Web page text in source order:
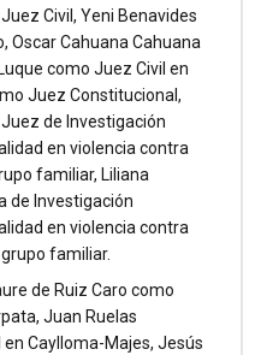
Civil, Yeni Benavides
Oscar Cahuana Cahuana
como Juez Civil en
Juez Constitucional,
de Investigación
en violencia contra
familiar, Liliana
de Investigación
en violencia contra
familiar.
de Ruiz Caro como
Juan Ruelas
Caylloma-Majes, Jesús